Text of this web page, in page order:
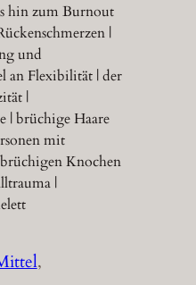
hin zum Burnout
|
und
an Flexibilität | der
|
| brüchige Haare
mit
Knochen
|